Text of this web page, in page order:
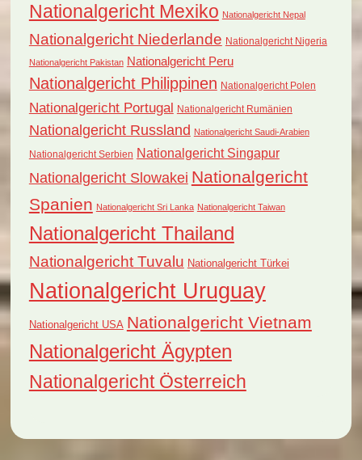
Nationalgericht Mexiko Nationalgericht Nepal
Nationalgericht Niederlande Nationalgericht Nigeria
Nationalgericht Pakistan Nationalgericht Peru
Nationalgericht Philippinen Nationalgericht Polen
Nationalgericht Portugal Nationalgericht Rumänien
Nationalgericht Russland Nationalgericht Saudi-Arabien
Nationalgericht Serbien Nationalgericht Singapur
Nationalgericht Slowakei Nationalgericht
Spanien Nationalgericht Sri Lanka Nationalgericht Taiwan
Nationalgericht Thailand
Nationalgericht Tuvalu Nationalgericht Türkei
Nationalgericht Uruguay
Nationalgericht USA Nationalgericht Vietnam
Nationalgericht Ägypten
Nationalgericht Österreich